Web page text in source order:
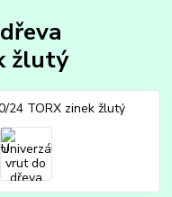
žlutý